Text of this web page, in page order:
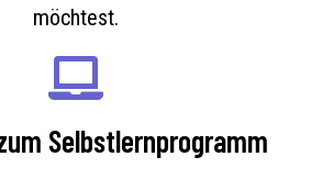
möchtest.
Selbstlernprogramm